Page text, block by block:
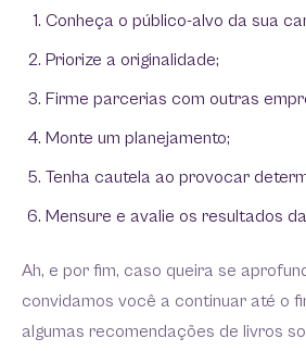
Conheça o público-alvo da sua
Priorize a originalidade;
Firme parcerias com outras
Monte um planejamento;
Tenha cautela ao provocar
Mensure e avalie os resultados
Ah, e por fim, caso queira se
convidamos você a continuar até o
algumas recomendações de livros